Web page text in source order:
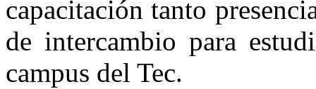
capacitación tanto
de intercambio para
campus del Tec.